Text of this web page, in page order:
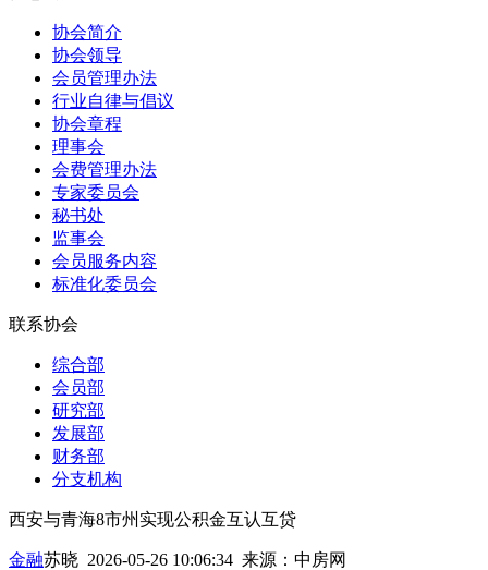
协会简介
协会领导
会员管理办法
行业自律与倡议
协会章程
理事会
会费管理办法
专家委员会
秘书处
监事会
会员服务内容
标准化委员会
联系协会
综合部
会员部
研究部
发展部
财务部
分支机构
西安与青海8市州实现公积金互认互贷
金融苏晓 2026-05-26 10:06:34 来源： 中房网